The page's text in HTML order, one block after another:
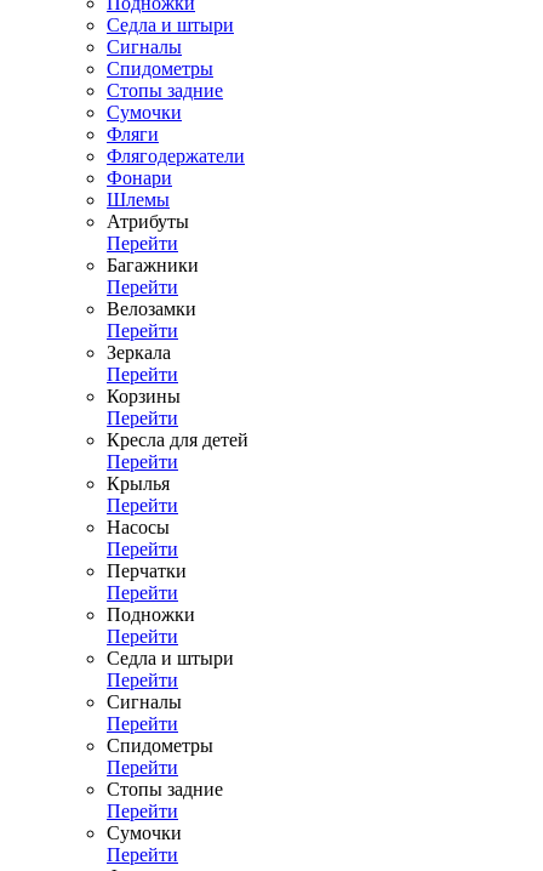
Седла и штыри
Сигналы
Спидометры
Стопы задние
Сумочки
Фляги
Флягодержатели
Фонари
Шлемы
Атрибуты
Перейти
Багажники
Перейти
Велозамки
Перейти
Зеркала
Перейти
Корзины
Перейти
Кресла для детей
Перейти
Крылья
Перейти
Насосы
Перейти
Перчатки
Перейти
Подножки
Перейти
Седла и штыри
Перейти
Сигналы
Перейти
Спидометры
Перейти
Стопы задние
Перейти
Сумочки
Перейти